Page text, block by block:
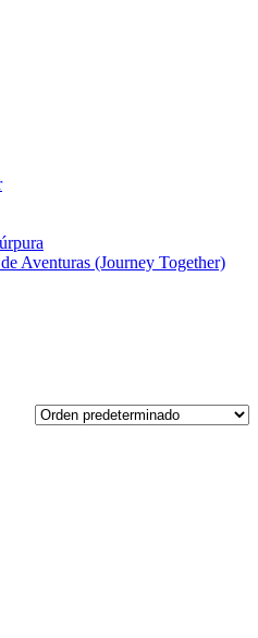
Aventuras (Journey Together)